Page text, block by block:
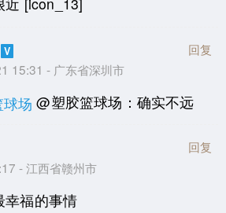
15:31 - 广东省深圳市
回复
场 @塑胶篮球场：确实不远
- 江西省赣州市
回复
幸福的事情